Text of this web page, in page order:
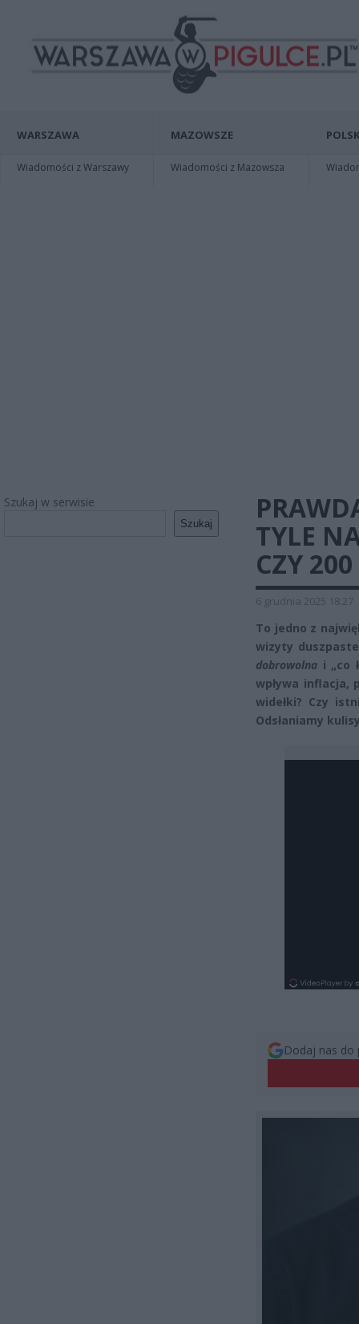
WARSZAWA
Wiadomości z Warszawy
MAZOWSZE
Wiadomości z Mazowsza
Szukaj w serwisie
Szukaj
TYLE
CZY
6 grudnia 2025 18:27
To jedno z
wizyty
dobrowolna i „co
wpływa inflacja,
widełki? Czy
Odsłaniamy
Dodaj nas do